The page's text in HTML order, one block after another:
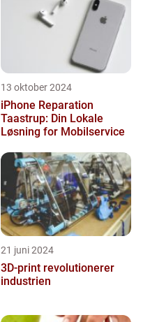
13 oktober 2024
iPhone Reparation
Taastrup: Din Lokale
Løsning for Mobilservice
21 juni 2024
3D-print revolutionerer
industrien